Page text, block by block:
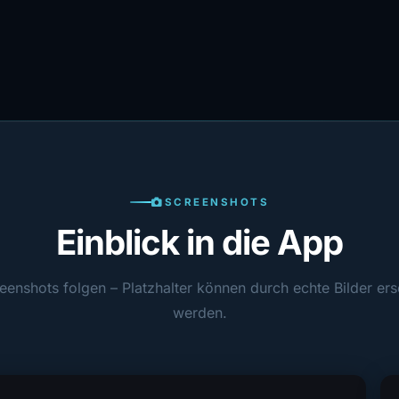
SCREENSHOTS
Einblick in die App
folgen – Platzhalter können durch echte Bilder
werden.